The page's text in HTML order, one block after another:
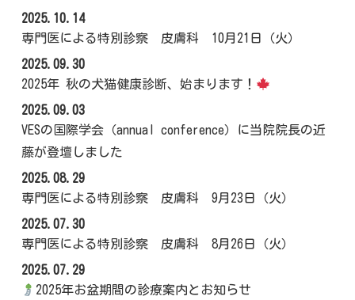
2025.10.14
専門医による特別診察 皮膚科 10月21日（火）
2025.09.30
2025年 秋の犬猫健康診断、始まります！
2025.09.03
VESの国際学会（annual conference）に当院院長の近
藤が登壇しました
2025.08.29
専門医による特別診察 皮膚科 9月23日（火）
2025.07.30
専門医による特別診察 皮膚科 8月26日（火）
2025.07.29
2025年お盆期間の診療案内とお知らせ